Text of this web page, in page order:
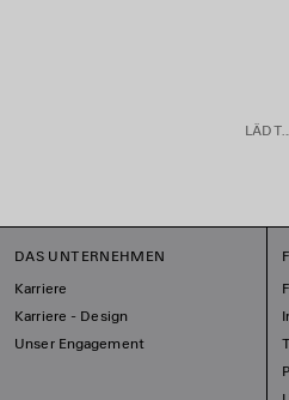
LÄDT...
DAS UNTERNEHMEN
Karriere
Karriere - Design
Unser Engagement